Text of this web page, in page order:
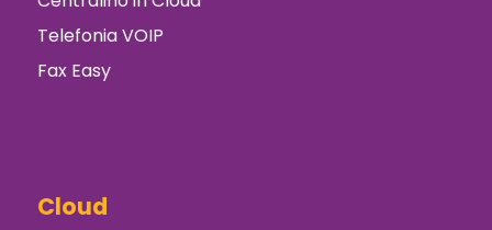
Telefonia VOIP
Fax Easy
Cloud